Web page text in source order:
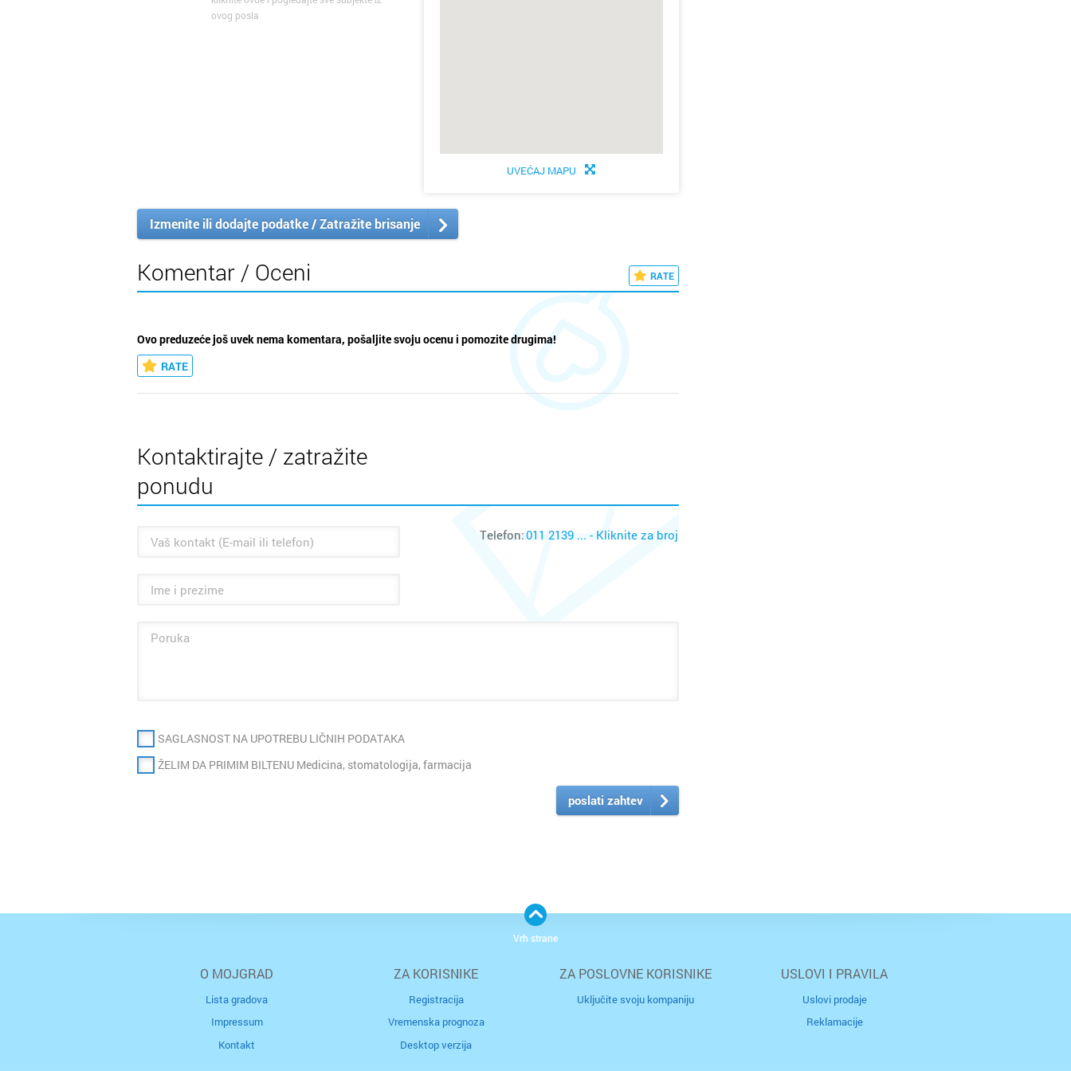
ovog posla
UVEĆAJ MAPU
Izmenite ili dodajte podatke / Zatražite brisanje
Komentar / Oceni RATE
Ovo preduzeće još uvek nema komentara, pošaljite svoju ocenu i pomozite drugima!
RATE
Kontaktirajte / zatražite
ponudu
Telefon:011 2139 ... - Kliknite za broj
SAGLASNOST NA UPOTREBU LIČNIH PODATAKA
ŽELIM DA PRIMIM BILTENU Medicina, stomatologija, farmacija
poslati zahtev
O MOJGRAD
Lista gradova
Impressum
Kontakt
ZA KORISNIKE
Registracija
Vremenska prognoza
Desktop verzija
ZA POSLOVNE KORISNIKE
Uključite svoju kompaniju
USLOVI I PRAVILA
Uslovi prodaje
Reklamacije
Vrh strane